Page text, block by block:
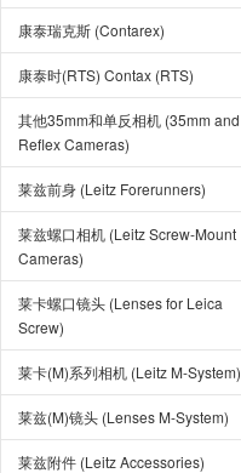
康泰瑞克斯 (Contarex)
康泰时(RTS) Contax (RTS)
其他35mm和单反相机 (35mm and
Reflex Cameras)
莱兹前身 (Leitz Forerunners)
莱兹螺口相机 (Leitz Screw-Mount
Cameras)
莱卡螺口镜头 (Lenses for Leica
Screw)
莱卡(M)系列相机 (Leitz M-System)
莱兹(M)镜头 (Lenses M-System)
莱兹附件 (Leitz Accessories)